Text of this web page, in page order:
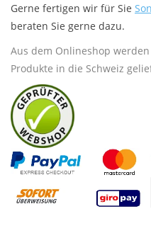
Edles aus Cashmere
Tisch & Küche
Kinder
Geschenkideen und
Gutscheine
Accessoires Spa
Gerne fertigen wir für Sie
beraten Sie gerne dazu.
Aus dem Onlineshop
Produkte in die Schweiz